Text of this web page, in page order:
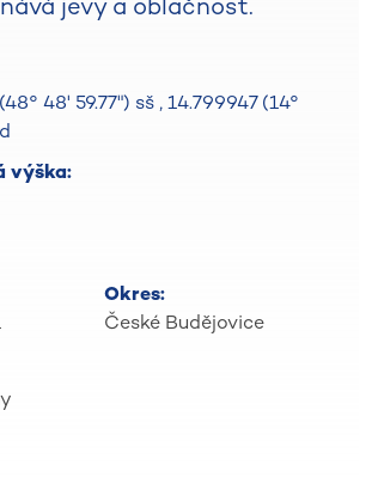
48' 59.77") sš ,14.799947 (14°
výška:
Okres:
České Budějovice